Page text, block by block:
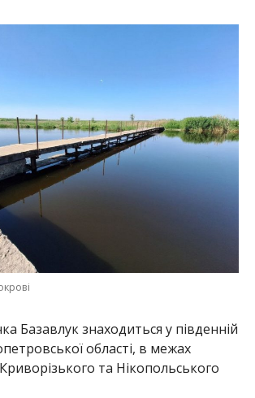
Базавлук знаходиться у південній
області, в межах
та Нікопольського